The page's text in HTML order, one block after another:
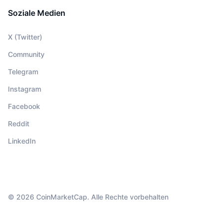
Soziale Medien
X (Twitter)
Community
Telegram
Instagram
Facebook
Reddit
LinkedIn
© 2026 CoinMarketCap. Alle Rechte vorbehalten